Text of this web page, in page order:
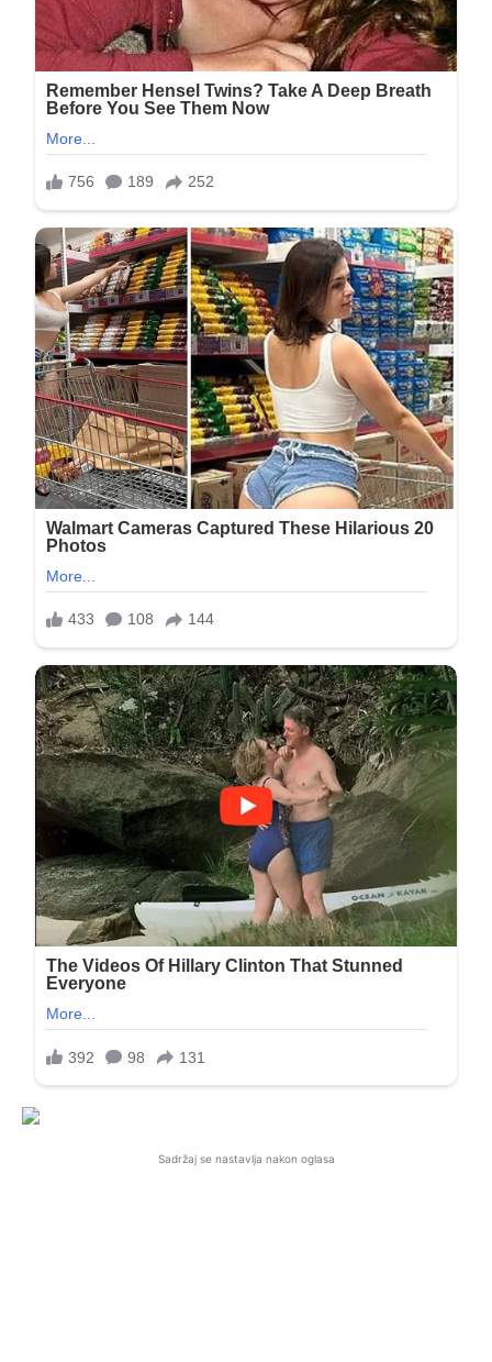
Sadržaj se nastavlja nakon oglasa